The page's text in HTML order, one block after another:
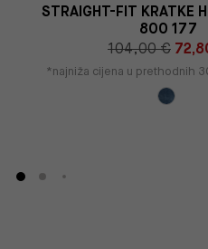
STRAIGHT-FIT KRATKE
800 177
104,00 €
*najniža cijena u prethodnih